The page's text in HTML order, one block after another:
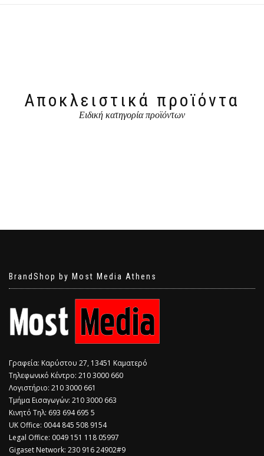
Αποκλειστικά προϊόντα
Ειδική κατηγορία προϊόντων
BrandShop by Most Media Athens
Γραφεία: Καρύστου 27, 13451 Καματερό
Τηλεφωνικό Κέντρο: 210 3000 660
Λογιστήριο: 210 3000 661
Τμήμα Εισαγωγών: 210 3000 663
Κινητό Τηλ: 693 694 695 5
​UK Office: 0044 845 508 9154
Legal Office: 0049 151 118 05997
Gigaset Network: 230 916 24902#9